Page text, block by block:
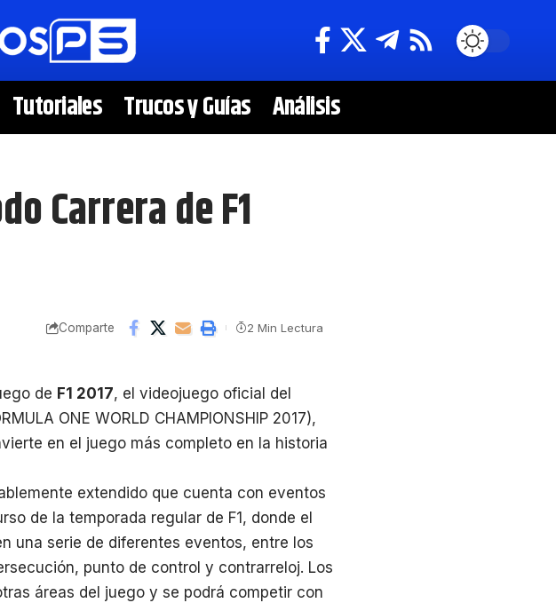
Tutoriales Trucos y Guías Análisis
Carrera de F1
Comparte 2 Min Lectura
de F1 2017, el videojuego oficial del
ONE WORLD CHAMPIONSHIP 2017),
en el juego más completo en la historia
extendido que cuenta con eventos
de la temporada regular de F1, donde el
una serie de diferentes eventos, entre los
punto de control y contrarreloj. Los
áreas del juego y se podrá competir con